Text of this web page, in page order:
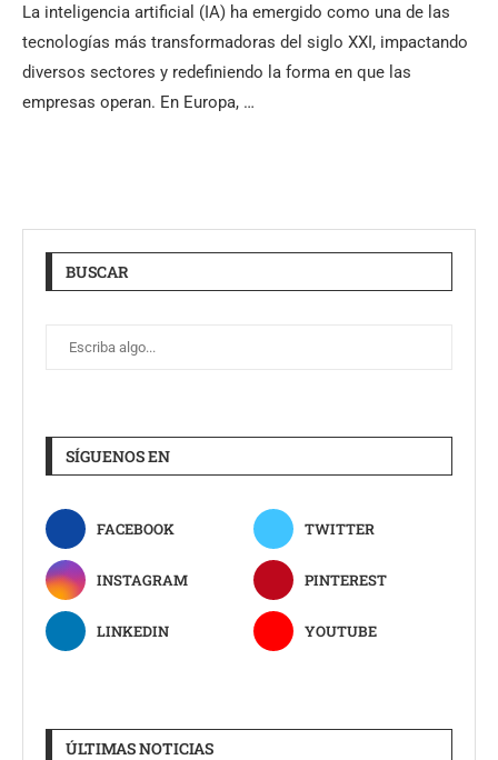
La inteligencia artificial (IA) ha emergido como una de las
tecnologías más transformadoras del siglo XXI, impactando
diversos sectores y redefiniendo la forma en que las
empresas operan. En Europa, …
BUSCAR
SÍGUENOS EN
FACEBOOK TWITTER
INSTAGRAM PINTEREST
LINKEDIN YOUTUBE
ÚLTIMAS NOTICIAS